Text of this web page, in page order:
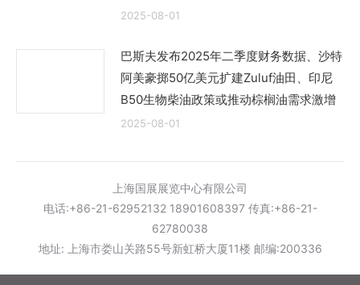
2025-08-01
巴斯夫发布2025年二季度财务数据、沙特
阿美豪掷50亿美元扩建Zuluf油田、印尼
B50生物柴油政策或推动棕榈油需求激增
2025-08-01
上海国展展览中心有限公司
电话:+86-21-62952132 18901608397 传真:+86-21-
62780038
地址: 上海市娄山关路55号新虹桥大厦11楼 邮编:200336